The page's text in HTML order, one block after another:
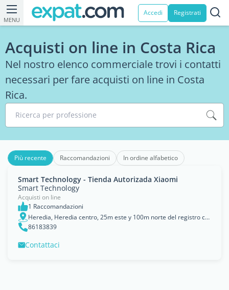
MENU
Accedi Registrati
Acquisti on line in Costa Rica
Nel nostro elenco commerciale trovi i contatti
necessari per fare acquisti on line in Costa
Rica.
Ricerca per professione
Più recente Raccomandazioni In ordine alfabetico
Smart Technology - Tienda Autorizada Xiaomi
Smart Technology
Acquisti on line
1 Raccomandazioni
Heredia, Heredia centro, 25m este y 100m norte del registro civil, edificio Plaza Delfines.
86183839
Contattaci